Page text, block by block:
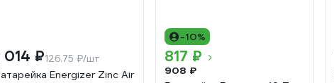
014 ₽126.75 ₽/шт
Energizer Zinc Air
-10%
817 ₽
908 ₽